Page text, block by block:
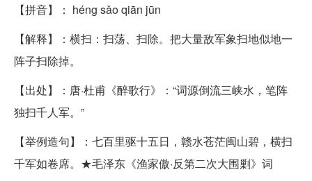
【拼音】： héng sǎo qiān jūn
【解释】：横扫：扫荡、扫除。把大量敌军象扫地似地一
阵子扫除掉。
【出处】：唐·杜甫《醉歌行》：“词源倒流三峡水，笔阵
独扫千人军。”
【举例造句】：七百里驱十五日，赣水苍茫闽山碧，横扫
千军如卷席。★毛泽东《渔家傲·反第二次大围剿》词